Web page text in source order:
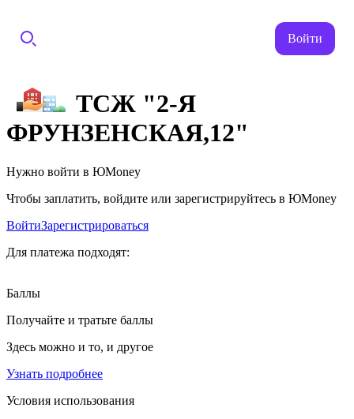
Войти
ТСЖ "2-Я
ФРУНЗЕНСКАЯ,12"
Нужно войти в ЮMoney
Чтобы заплатить, войдите или зарегистрируйтесь в ЮMoney
ВойтиЗарегистрироваться
Для платежа подходят:
Баллы
Получайте и тратьте баллы
Здесь можно и то, и другое
Узнать подробнее
Условия использования